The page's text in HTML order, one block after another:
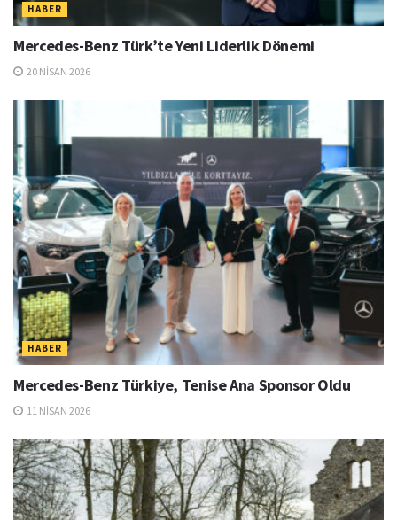
HABER
Mercedes-Benz Türk’te Yeni Liderlik Dönemi
20 NISAN 2026
HABER
Mercedes-Benz Türkiye, Tenise Ana Sponsor Oldu
11 NISAN 2026